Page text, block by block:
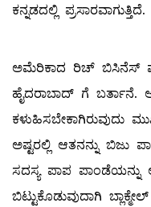
ಕನ್ನಡದಲ್ಲಿ ಪ್ರಸಾರವಾಗುತ್ತಿದೆ.
ಅಮೆರಿಕಾದ ರಿಚ್ ಬಿಸಿನೆಸ್
ಹೈದರಾಬಾದ್ ಗೆ ಬರ್ತಾನೆ.
ಕಳುಹಿಸಬೇಕಾಗಿರುವುದು
ಅಷ್ಟರಲ್ಲಿ ಆತನನ್ನು ಬಿಜು
ಸದಸ್ಯ ಪಾಪ ಪಾಂಡೆಯನ್ನು
ಬಿಟ್ಟುಕೊಡುವುದಾಗಿ